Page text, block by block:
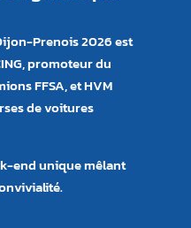
Prenois 2026 est
promoteur du
FFSA, et HVM
de voitures
end unique mêlant